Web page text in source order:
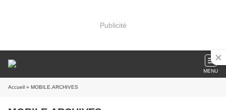
Publicité
MENU
Accueil » MOBILE.ARCHIVES